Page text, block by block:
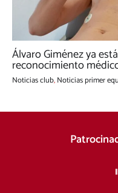
Álvaro Giménez ya
reconocimiento
Noticias club,Noticias primer